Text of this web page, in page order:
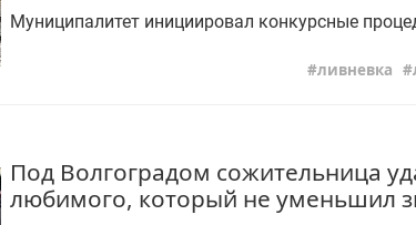
Муниципалитет инициировал конкурсные
ливневка
Под Волгоградом сожительница
любимого, который не уменьшил